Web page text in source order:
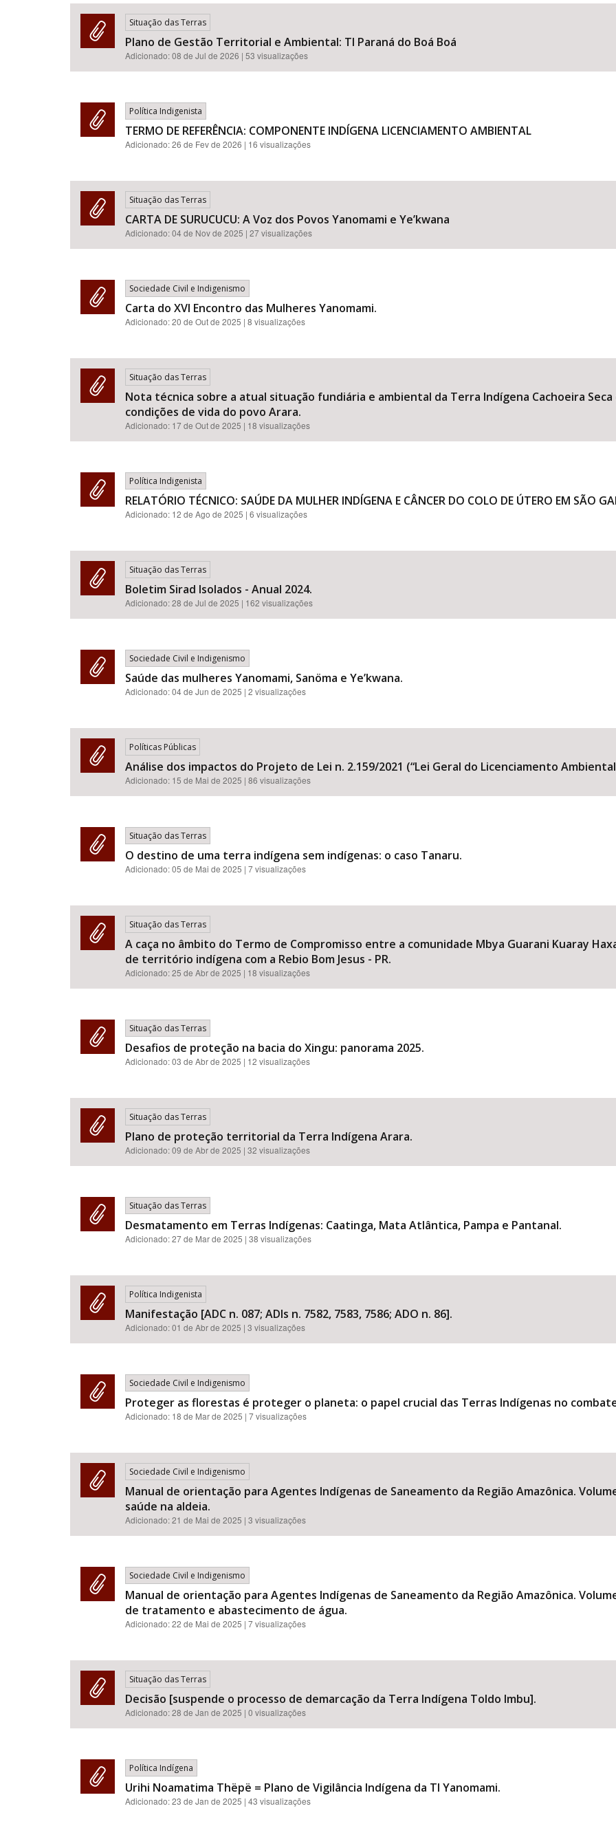
Situação das Terras
Plano de Gestão Territorial e Ambiental: TI Paraná do Boá Boá
Adicionado:08 de Jul de 2026 | 53 visualizações
Política Indigenista
TERMO DE REFERÊNCIA: COMPONENTE INDÍGENA LICENCIAMENTO AMBIENTAL
Adicionado:26 de Fev de 2026 | 16 visualizações
Situação das Terras
CARTA DE SURUCUCU: A Voz dos Povos Yanomami e Ye’kwana
Adicionado:04 de Nov de 2025 | 27 visualizações
Sociedade Civil e Indigenismo
Carta do XVI Encontro das Mulheres Yanomami.
Adicionado:20 de Out de 2025 | 8 visualizações
Situação das Terras
Nota técnica sobre a atual situação fundiária e ambiental da Terra Indígena Cachoeira
condições de vida do povo Arara.
Adicionado: 17 de Out de 2025 | 18 visualizações
Política Indigenista
RELATÓRIO TÉCNICO: SAÚDE DA MULHER INDÍGENA E CÂNCER DO COLO DE ÚTERO EM SÃO
Adicionado: 12 de Ago de 2025 | 6 visualizações
Situação das Terras
Boletim Sirad Isolados - Anual 2024.
Adicionado:28 de Jul de 2025 | 162 visualizações
Sociedade Civil e Indigenismo
Saúde das mulheres Yanomami, Sanöma e Ye’kwana.
Adicionado:04 de Jun de 2025 | 2 visualizações
Políticas Públicas
Análise dos impactos do Projeto de Lei n. 2.159/2021 (“Lei Geral do Licenciamento
Adicionado: 15 de Mai de 2025 | 86 visualizações
Situação das Terras
O destino de uma terra indígena sem indígenas: o caso Tanaru.
Adicionado:05 de Mai de 2025 | 7 visualizações
Situação das Terras
A caça no âmbito do Termo de Compromisso entre a comunidade Mbya Guarani Kuaray
de território indígena com a Rebio Bom Jesus - PR.
Adicionado:25 de Abr de 2025 | 18 visualizações
Situação das Terras
Desafios de proteção na bacia do Xingu: panorama 2025.
Adicionado:03 de Abr de 2025 | 12 visualizações
Situação das Terras
Plano de proteção territorial da Terra Indígena Arara.
Adicionado:09 de Abr de 2025 | 32 visualizações
Situação das Terras
Desmatamento em Terras Indígenas: Caatinga, Mata Atlântica, Pampa e Pantanal.
Adicionado:27 de Mar de 2025 | 38 visualizações
Política Indigenista
Manifestação [ADC n. 087; ADIs n. 7582, 7583, 7586; ADO n. 86].
Adicionado:01 de Abr de 2025 | 3 visualizações
Sociedade Civil e Indigenismo
Proteger as florestas é proteger o planeta: o papel crucial das Terras Indígenas no
Adicionado: 18 de Mar de 2025 | 7 visualizações
Sociedade Civil e Indigenismo
Manual de orientação para Agentes Indígenas de Saneamento da Região Amazônica.
saúde na aldeia.
Adicionado:21 de Mai de 2025 | 3 visualizações
Sociedade Civil e Indigenismo
Manual de orientação para Agentes Indígenas de Saneamento da Região Amazônica.
de tratamento e abastecimento de água.
Adicionado:22 de Mai de 2025 | 7 visualizações
Situação das Terras
Decisão [suspende o processo de demarcação da Terra Indígena Toldo Imbu].
Adicionado:28 de Jan de 2025 | 0 visualizações
Política Indígena
Urihi Noamatima Thëpë = Plano de Vigilância Indígena da TI Yanomami.
Adicionado:23 de Jan de 2025 | 43 visualizações